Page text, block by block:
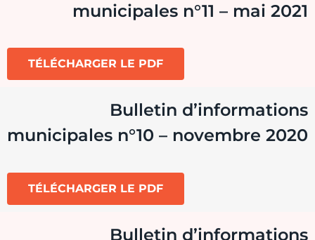
municipales n°11 – mai 2021
TÉLÉCHARGER LE PDF
Bulletin d’informations
municipales n°10 – novembre 2020
TÉLÉCHARGER LE PDF
Bulletin d’informations